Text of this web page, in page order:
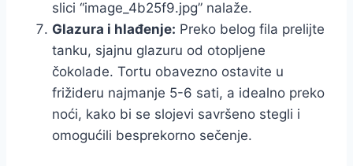
slici “image_4b25f9.jpg” nalaže.
Glazura i hlađenje: Preko belog fila prelijte
tanku, sjajnu glazuru od otopljene
čokolade. Tortu obavezno ostavite u
frižideru najmanje 5-6 sati, a idealno preko
noći, kako bi se slojevi savršeno stegli i
omogućili besprekorno sečenje.